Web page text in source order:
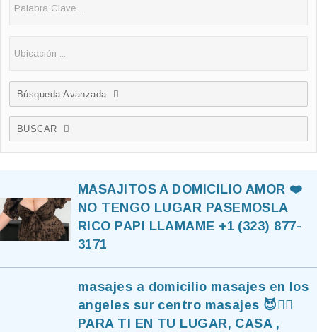
Búsqueda Avanzada
BUSCAR
MASAJITOS A DOMICILIO AMOR ❤️
NO TENGO LUGAR PASEMOSLA
RICO PAPI LLAMAME +1 (323) 877-
3171
masajes a domicilio masajes en los
angeles sur centro masajes 😈❤️‍🔥
PARA TI EN TU LUGAR, CASA ,